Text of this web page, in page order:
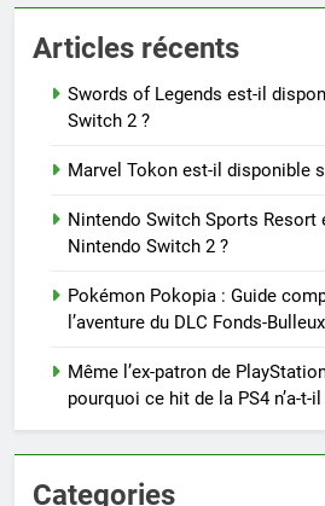
Articles récents
Swords of Legends est-il
Switch 2 ?
Marvel Tokon est-il disponible
Nintendo Switch Sports
Nintendo Switch 2 ?
Pokémon Pokopia : Guide
l’aventure du DLC Fonds-Bulleux
Même l’ex-patron de
pourquoi ce hit de la PS4 n’a-t-
Categories